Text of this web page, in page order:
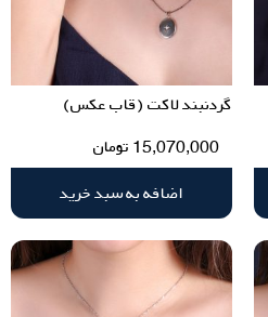
گردنبند لاکت (قاب عکس)
15,070,000 تومان
اضافه به سبد خرید